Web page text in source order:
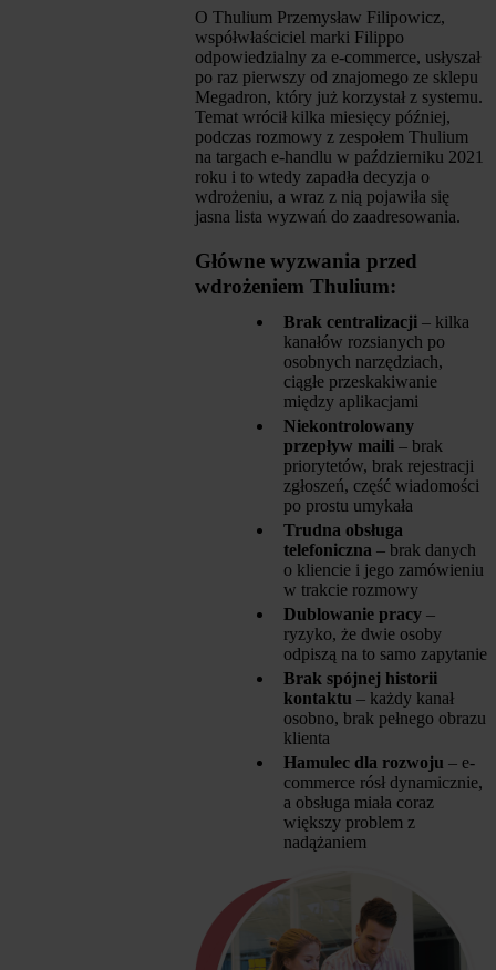
O Thulium Przemysław Filipowicz,
współwłaściciel marki Filippo
odpowiedzialny za e-commerce, usłyszał
po raz pierwszy od znajomego ze sklepu
Megadron, który już korzystał z systemu.
Temat wrócił kilka miesięcy później,
podczas rozmowy z zespołem Thulium
na targach e-handlu w październiku 2021
roku i to wtedy zapadła decyzja o
wdrożeniu, a wraz z nią pojawiła się
jasna lista wyzwań do zaadresowania.
Główne wyzwania przed
wdrożeniem Thulium:
Brak centralizacji – kilka
kanałów rozsianych po
osobnych narzędziach,
ciągłe przeskakiwanie
między aplikacjami
Niekontrolowany
przepływ maili – brak
priorytetów, brak rejestracji
zgłoszeń, część wiadomości
po prostu umykała
Trudna obsługa
telefoniczna – brak danych
o kliencie i jego zamówieniu
w trakcie rozmowy
Dublowanie pracy –
ryzyko, że dwie osoby
odpiszą na to samo zapytanie
Brak spójnej historii
kontaktu – każdy kanał
osobno, brak pełnego obrazu
klienta
Hamulec dla rozwoju – e-
commerce rósł dynamicznie,
a obsługa miała coraz
większy problem z
nadążaniem